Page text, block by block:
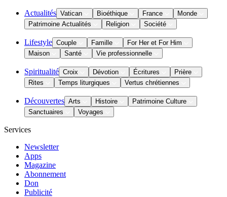
Actualités Vatican Bioéthique France
Monde
Patrimoine Actualités
Religion Société
Lifestyle Couple Famille
For Her et For Him
Maison
Santé Vie professionnelle
Spiritualité Croix Dévotion Écritures
Prière
Rites
Temps liturgiques Vertus chrétiennes
Découvertes Arts Histoire
Patrimoine Culture
Sanctuaires
Voyages
Services
Newsletter
Apps
Magazine
Abonnement
Don
Publicité